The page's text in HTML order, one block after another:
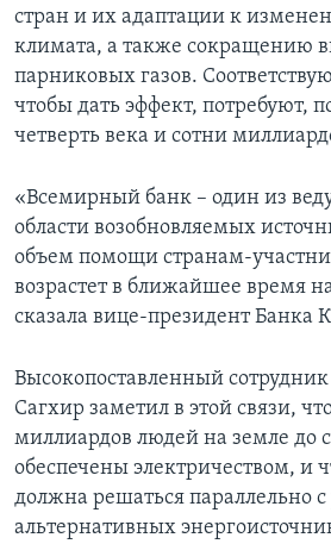
стран и их адаптации к
климата, а также сокращению
парниковых газов.
чтобы дать эффект, потребуют,
четверть века и сотни
«Всемирный банк – один из
области возобновляемых
объем помощи странам-
возрастет в ближайшее время
сказала вице-президент Банка
Высокопоставленный
Сагхир заметил в этой связи,
миллиардов людей на земле до
обеспечены электричеством, и
должна решаться параллельно
альтернативных